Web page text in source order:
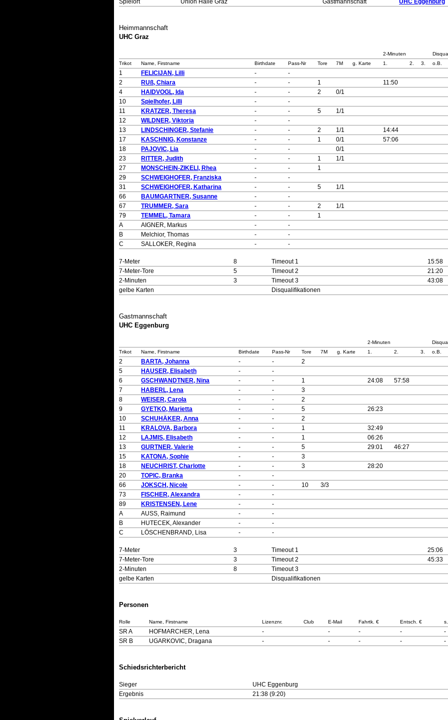
Spielort Union Halle Graz Gastmannschaft UHC Eggenburg
Heimmannschaft
UHC Graz
2-Minuten
Trikot
Name, Firstname Birthdate Pass-Nr Tore 7M g. Karte 1. 2. 3. o.B.
1 FELICIJAN, Lilli -
-
2
RUß, Chiara - - 1
11:50
4
HAIDVOGL, Ida - - 2
0/1
10
Spielhofer, Lilli -
-
11
KRATZER, Theresa - - 5
1/1
12
WILDNER, Viktoria -
-
13
LINDSCHINGER, Stefanie - - 2 1/1
14:44
17
KASCHNIG, Konstanze - - 1 0/1
57:06
18
PAJOVIC, Lia - -
0/1
23
RITTER, Judith - - 1
1/1
27
MONSCHEIN-ZIKELI, Rhea - -
1
29
SCHWEIGHOFER, Franziska -
-
31
SCHWEIGHOFER, Katharina - - 5
1/1
66
BAUMGARTNER, Susanne -
-
67
TRUMMER, Sara - - 2
1/1
79
TEMMEL, Tamara - -
1
A
AIGNER, Markus -
-
B
Melchior, Thomas -
-
C
SALLOKER, Regina - -
7-Meter 8 Timeout 1
15:58
7-Meter-Tore
5 Timeout 2
21:20
2-Minuten
3 Timeout 3
43:08
gelbe Karten
Disqualifikationen
Gastmannschaft
UHC Eggenburg
2-Minuten
Trikot
Name, Firstname Birthdate Pass-Nr Tore 7M g. Karte 1. 2. 3. o.B.
2 BARTA, Johanna - -
2
5
HAUSER, Elisabeth -
-
6
GSCHWANDTNER, Nina - - 1 24:08
57:58
7
HABERL, Lena - -
3
8
WEISER, Carola - -
2
9
GYETKO, Marietta - - 5
26:23
10
SCHUHÄKER, Anna - -
2
11
KRALOVA, Barbora - - 1
32:49
12
LAJMIS, Elisabeth - - 1
06:26
13
GURTNER, Valerie - - 5 29:01
46:27
15
KATONA, Sophie - -
3
18
NEUCHRIST, Charlotte - - 3
28:20
20
TOPIC, Branka -
-
66
JOKSCH, Nicole - - 10
3/3
73
FISCHER, Alexandra -
-
89
KRISTENSEN, Lene -
-
A
AUSS, Raimund -
-
B
HUTECEK, Alexander -
-
C
LÖSCHENBRAND, Lisa - -
7-Meter 3 Timeout 1
25:06
7-Meter-Tore
3 Timeout 2
45:33
2-Minuten
8
Timeout 3
gelbe Karten
Disqualifikationen
Personen
Rolle Name, Firstname Lizenznr. Club E-Mail Fahrtk. € Entsch. €
SR A HOFMARCHER, Lena - - - -
-
SR B
UGARKOVIC, Dragana - - - - -
Schiedsrichterbericht
Sieger
UHC Eggenburg
Ergebnis
21:38 (9:20)